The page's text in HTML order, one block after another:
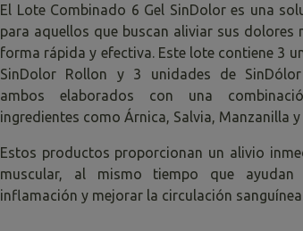
El Lote Combinado 6 Gel SinDolor es una
para aquellos que buscan aliviar sus dolores
forma rápida y efectiva. Este lote contiene 3
SinDolor Rollon y 3 unidades de
ambos elaborados con una
ingredientes como Árnica, Salvia, Manzanilla
Estos productos proporcionan un alivio
muscular, al mismo tiempo que
inflamación y mejorar la circulación